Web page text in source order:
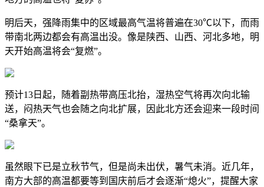
明后天，强降雨集中的区域最高气温将普遍在30℃以下，而雨
带南北两边都会有高温出没。像是陕西、山西、河北多地，明
天开始高温将会“复燃”。
预计13日起，随着副热带高压北抬，湿热空气将再次向北输
送，闷热天气也会随之向北扩展，因此北方还会迎来一段时间
“桑拿天”。
虽然眼下已是立秋节气，但是尚未出伏，暑气未消。近几年，
南方大部的高温都要等到国庆前后才会逐渐“熄火”，提醒大家